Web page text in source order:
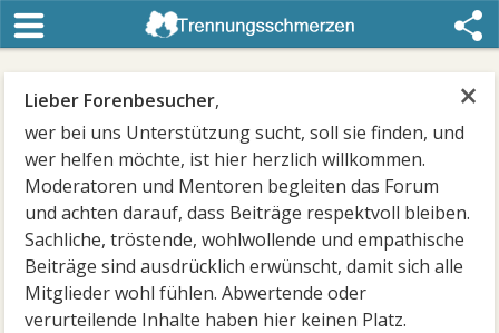
×
Lieber Forenbesucher,
wer bei uns Unterstützung sucht, soll sie finden, und
wer helfen möchte, ist hier herzlich willkommen.
Moderatoren und Mentoren begleiten das Forum
und achten darauf, dass Beiträge respektvoll bleiben.
Sachliche, tröstende, wohlwollende und empathische
Beiträge sind ausdrücklich erwünscht, damit sich alle
Mitglieder wohl fühlen. Abwertende oder
verurteilende Inhalte haben hier keinen Platz.